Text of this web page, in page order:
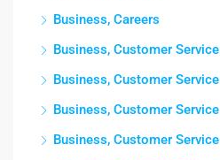
Business, Careers
Business, Customer Service
Business, Customer Service
Business, Customer Service
Business, Customer Service